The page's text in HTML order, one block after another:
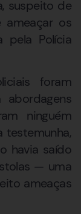
suspeito de
os
pela Polícia
foram
ninguém
testemunha,
havia saído
— uma
ameaças